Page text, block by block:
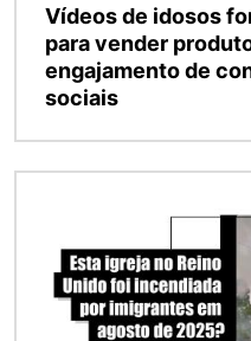
Vídeos de idosos
para vender
engajamento de
sociais